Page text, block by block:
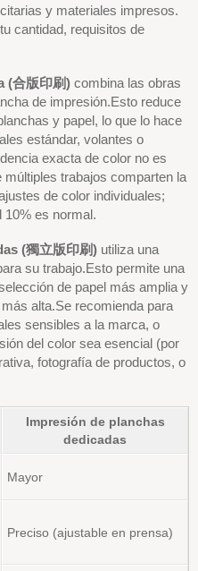
y materiales impresos.
cantidad, requisitos de
(合版印刷) combina las obras
de impresión.Esto reduce
y papel, lo que lo hace
estándar, volantes o
exacta de color no es
trabajos comparten la
de color individuales;
10% es normal.
(獨立版印刷) utiliza una
su trabajo.Esto permite una
de papel más amplia y
alta.Se recomienda para
sensibles a la marca, o
del color sea esencial (por
fotografía de productos, o
Impresión de planchas
dedicadas
Mayor
Preciso (ajustable en prensa)